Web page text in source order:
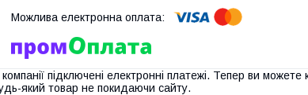
підключені електронні платежі. Тепер ви можете
який товар не покидаючи сайту.